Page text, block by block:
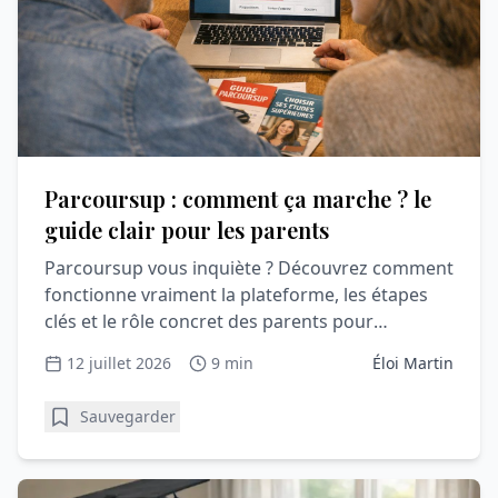
Parcoursup : comment ça marche ? le
guide clair pour les parents
Parcoursup vous inquiète ? Découvrez comment
fonctionne vraiment la plateforme, les étapes
clés et le rôle concret des parents pour
accompagner sereinement votre lycéen.
12 juillet 2026 9 min Éloi Martin
Sauvegarder